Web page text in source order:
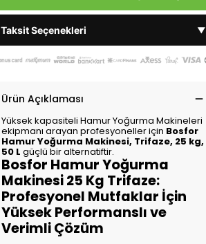
Taksit Seçenekleri ▼
Ürün Açıklaması
Yüksek kapasiteli Hamur Yoğurma Makineleri
ekipmanı arayan profesyoneller için Bosfor
Hamur Yoğurma Makinesi, Trifaze, 25 kg,
50 L güçlü bir alternatiftir.
Bosfor Hamur Yoğurma
Makinesi 25 Kg Trifaze:
Profesyonel Mutfaklar İçin
Yüksek Performanslı ve
Verimli Çözüm